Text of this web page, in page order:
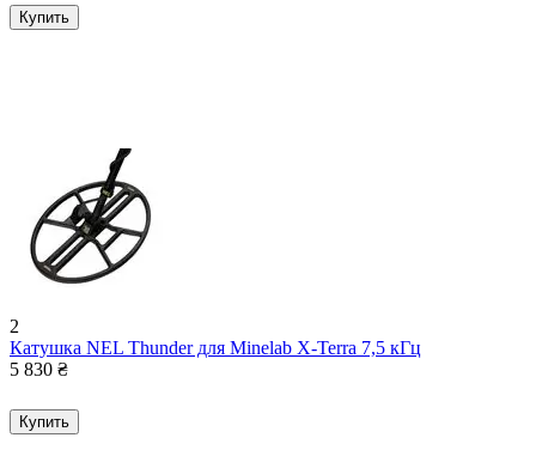
Купить
2
Катушка NEL Thunder для Minelab X-Terra 7,5 кГц
5 830 ₴
Купить